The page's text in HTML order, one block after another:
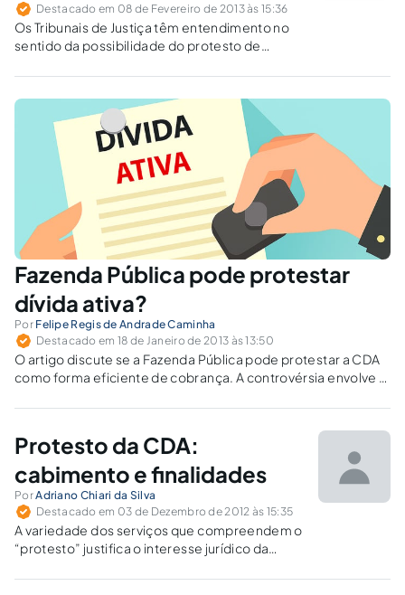
Destacado em 08 de Fevereiro de 2013 às 15:36
Os Tribunais de Justiça têm entendimento no
sentido da possibilidade do protesto de
norma autorizadora emanada pelo Poder
Público, no exercício da competência
legiferante de cada ente, além de
regulamentação pelas respectivas
Corregedorias de Justiça.
Fazenda Pública pode protestar
dívida ativa?
Por Felipe Regis de Andrade Caminha
Destacado em 18 de Janeiro de 2013 às 13:50
O artigo discute se a Fazenda Pública pode protestar a CDA
como forma eficiente de cobrança. A controvérsia envolve a
jurídicos.
Protesto da CDA:
cabimento e finalidades
PorAdriano Chiari da Silva
Destacado em 03 de Dezembro de 2012 às 15:35
A variedade dos serviços que compreendem o
“protesto” justifica o interesse jurídico da
extrajudicial para a cobrança do seu crédito, já